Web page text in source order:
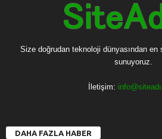
Size doğrudan teknoloji dünyasından en
sunuyoruz.
İletişim:
DAHA FAZLA HABER